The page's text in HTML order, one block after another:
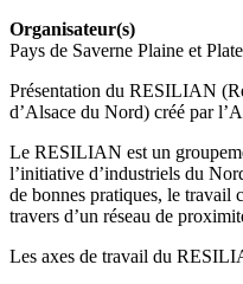
Organisateur(s)
Pays de Saverne Plaine et
Présentation du RESILIAN
d’Alsace du Nord) créé par
Le RESILIAN est un
l’initiative d’industriels du
de bonnes pratiques, le travail
travers d’un réseau de
Les axes de travail du